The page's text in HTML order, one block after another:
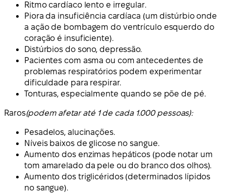
Ritmo cardíaco lento e irregular.
Piora da insuficiência cardíaca (um distúrbio onde
a ação de bombagem do ventrículo esquerdo do
coração é insuficiente).
Distúrbios do sono, depressão.
Pacientes com asma ou com antecedentes de
problemas respiratórios podem experimentar
dificuldade para respirar.
Tonturas, especialmente quando se põe de pé.
Raros(podem afetar até 1 de cada 1.000 pessoas):
Pesadelos, alucinações.
Níveis baixos de glicose no sangue.
Aumento dos enzimas hepáticos (pode notar um
tom amarelado da pele ou do branco dos olhos).
Aumento dos triglicéridos (determinados lípidos
no sangue).